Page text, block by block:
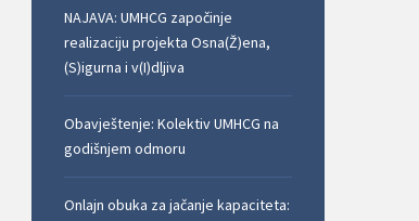
NAJAVA: UMHCG započinje
realizaciju projekta Osna(Ž)ena,
(S)igurna i v(I)dljiva
Obavještenje: Kolektiv UMHCG na
godišnjem odmoru
Onlajn obuka za jačanje kapaciteta: